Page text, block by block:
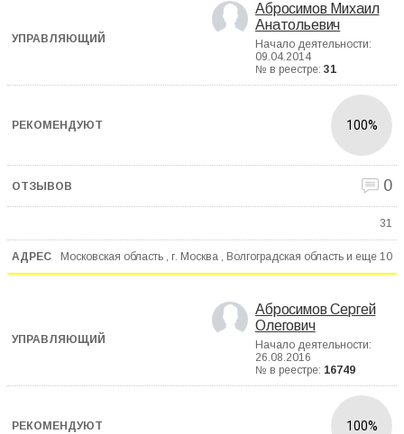
Абросимов Михаил
Анатольевич
Начало деятельности:
09.04.2014
№ в реестре: 31
100%
0
31
Московская область , г. Москва , Волгоградская область и еще 10
Абросимов Сергей
Олегович
Начало деятельности:
26.08.2016
№ в реестре: 16749
100%